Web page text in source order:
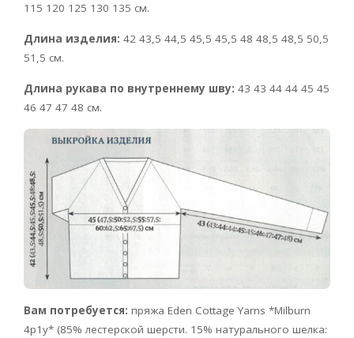
115 120 125 130 135 см.
Длина изделия: 42 43,5 44,5 45,5 45,5 48 48,5 48,5 50,5
51,5 см.
Длина рукава по внутреннему шву: 43 43 44 44 45 45
46 47 47 48 см.
Вам потребуется: пряжа Eden Cottage Yarns *Milburn
4р1у* (85% лестерской шерсти. 15% натурального шелка: